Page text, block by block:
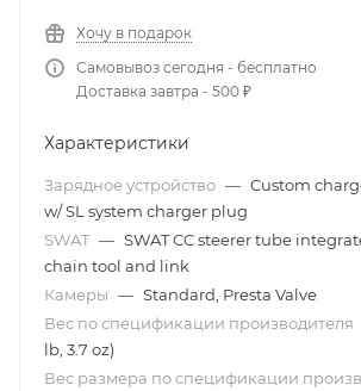
Хочу в подарок
Самовывоз сегодня - бесплатно
Доставка завтра - 500 ₽
Характеристики
Зарядное устройство — Custom
w/ SL system charger plug
SWAT — SWAT CC steerer tube
chain tool and link
Камеры — Standard, Presta Valve
Вес по спецификации производителя
lb, 3.7 oz)
Вес размера по спецификации